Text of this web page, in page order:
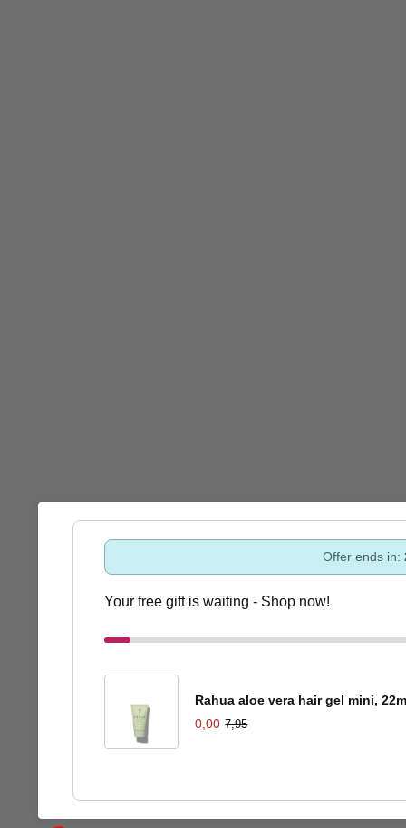
Offer ends in:
Your free gift is waiting - Shop now!
Rahua aloe vera hair gel mini,
0,00 7,95